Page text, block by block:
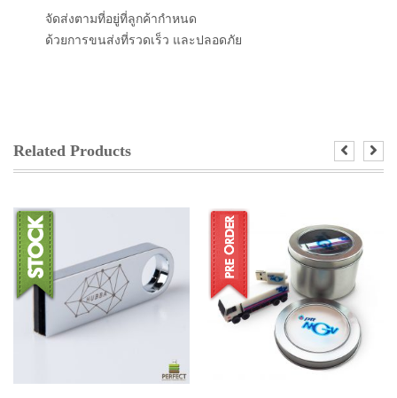
จัดส่งตามที่อยู่ที่ลูกค้ากำหนด
ด้วยการขนส่งที่รวดเร็ว และปลอดภัย
Related Products